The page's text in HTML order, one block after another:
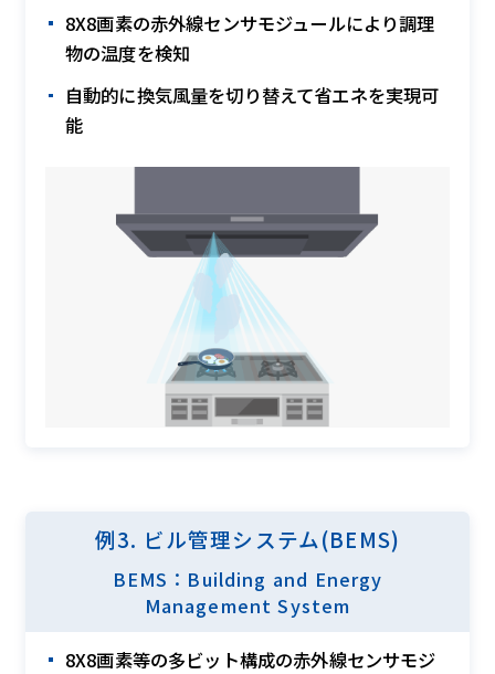
8X8画素の赤外線センサモジュールにより調理
物の温度を検知
自動的に換気風量を切り替えて省エネを実現可
能
例3. ビル管理システム(BEMS)
BEMS：Building and Energy
Management System
8X8画素等の多ビット構成の赤外線センサモジ